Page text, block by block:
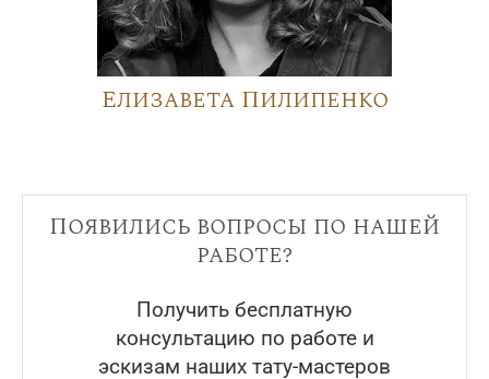
Елизавета Пилипенко
Появились вопросы по нашей
работе?
Получить бесплатную
консультацию по работе и
эскизам наших тату-мастеров